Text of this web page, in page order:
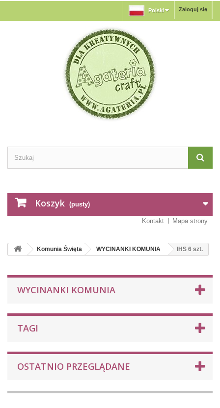
Zaloguj się
Polski
Koszyk (pusty)
Kontakt Mapa strony
Komunia Święta WYCINANKI KOMUNIA IHS 6 szt.
WYCINANKI KOMUNIA
TAGI
OSTATNIO PRZEGLĄDANE